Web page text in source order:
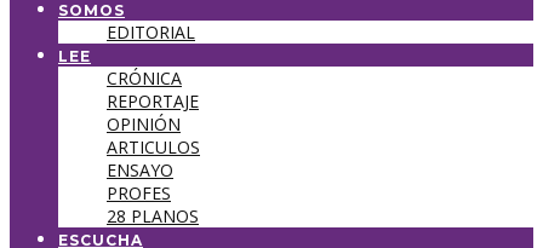
SOMOS
EDITORIAL
LEE
CRÓNICA
REPORTAJE
OPINIÓN
ARTICULOS
ENSAYO
PROFES
28 PLANOS
ESCUCHA